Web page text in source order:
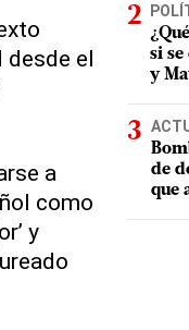
desde el
a
como
y
si se
y
de
que